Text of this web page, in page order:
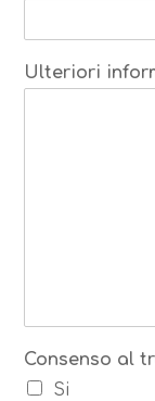
Ulteriori
Consenso al
Si